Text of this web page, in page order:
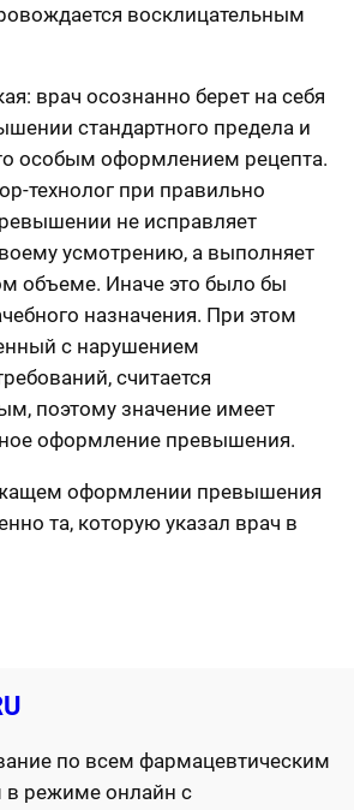
восклицательным
врач осознанно берет на себя
стандартного предела и
особым оформлением рецепта.
технолог при правильно
не исправляет
усмотрению, а выполняет
объеме. Иначе это было бы
назначения. При этом
с нарушением
считается
поэтому значение имеет
оформление превышения.
оформлении превышения
та, которую указал врач в
по всем фармацевтическим
в режиме онлайн с